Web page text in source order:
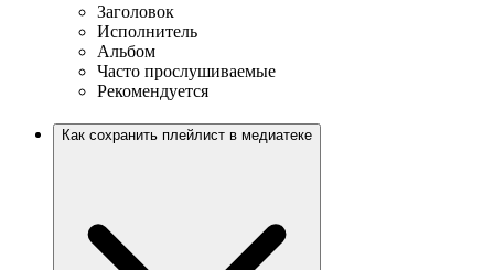
Заголовок
Исполнитель
Альбом
Часто прослушиваемые
Рекомендуется
Как сохранить плейлист в медиатеке